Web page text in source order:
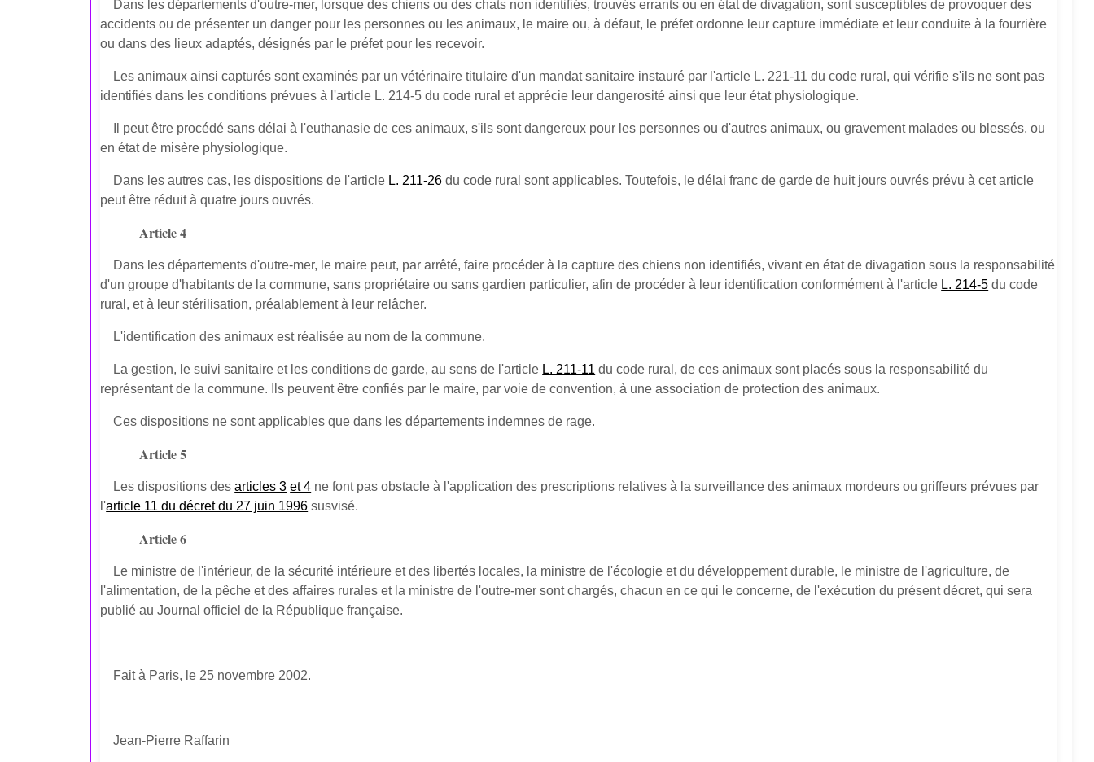
Dans les départements d'outre-mer, lorsque des chiens ou des chats non identifiés, trouvés errants ou en état de divagation, sont susceptibles de provoquer des
accidents ou de présenter un danger pour les personnes ou les animaux, le maire ou, à défaut, le préfet ordonne leur capture immédiate et leur conduite à la fourrière
ou dans des lieux adaptés, désignés par le préfet pour les recevoir.
Les animaux ainsi capturés sont examinés par un vétérinaire titulaire d'un mandat sanitaire instauré par l'article L. 221-11 du code rural, qui vérifie s'ils ne sont pas
identifiés dans les conditions prévues à l'article L. 214-5 du code rural et apprécie leur dangerosité ainsi que leur état physiologique.
Il peut être procédé sans délai à l'euthanasie de ces animaux, s'ils sont dangereux pour les personnes ou d'autres animaux, ou gravement malades ou blessés, ou
en état de misère physiologique.
Dans les autres cas, les dispositions de l'article L. 211-26 du code rural sont applicables. Toutefois, le délai franc de garde de huit jours ouvrés prévu à cet article
peut être réduit à quatre jours ouvrés.
Article 4
Dans les départements d'outre-mer, le maire peut, par arrêté, faire procéder à la capture des chiens non identifiés, vivant en état de divagation sous la responsabilité
d'un groupe d'habitants de la commune, sans propriétaire ou sans gardien particulier, afin de procéder à leur identification conformément à l'article L. 214-5 du code
rural, et à leur stérilisation, préalablement à leur relâcher.
L'identification des animaux est réalisée au nom de la commune.
La gestion, le suivi sanitaire et les conditions de garde, au sens de l'article L. 211-11 du code rural, de ces animaux sont placés sous la responsabilité du
représentant de la commune. Ils peuvent être confiés par le maire, par voie de convention, à une association de protection des animaux.
Ces dispositions ne sont applicables que dans les départements indemnes de rage.
Article 5
Les dispositions desarticles 3 et 4 ne font pas obstacle à l'application des prescriptions relatives à la surveillance des animaux mordeurs ou griffeurs prévues par
l'article 11 du décret du 27 juin 1996 susvisé.
Article 6
Le ministre de l'intérieur, de la sécurité intérieure et des libertés locales, la ministre de l'écologie et du développement durable, le ministre de l'agriculture, de
l'alimentation, de la pêche et des affaires rurales et la ministre de l'outre-mer sont chargés, chacun en ce qui le concerne, de l'exécution du présent décret, qui sera
publié au Journal officiel de la République française.
Fait à Paris, le 25 novembre 2002.
Jean-Pierre Raffarin